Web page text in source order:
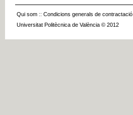
Qui som :: Condicions generals de contractació
Universitat Politècnica de València © 2012